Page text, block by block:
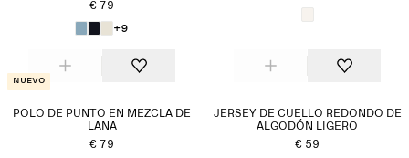
€ 79
+9
Nuevo
POLO DE PUNTO EN MEZCLA DE
LANA
€ 79
JERSEY DE CUELLO REDONDO DE
ALGODÓN LIGERO
€ 59